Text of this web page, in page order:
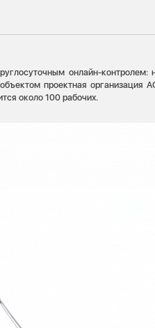
онлайн-контролем:
проектная
около 100 рабочих.